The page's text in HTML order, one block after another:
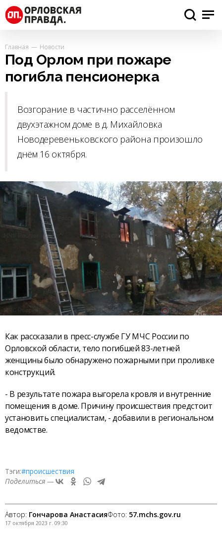
Главная Новости
Под Орлом при пожаре
погибла пенсионерка
Возгорание в частично расселённом
двухэтажном доме в д. Михайловка
Новодеревеньковского района произошло
днём 16 октября.
Как рассказали в пресс-службе ГУ МЧС России по
Орловской области, тело погибшей 83-летней
женщины было обнаружено пожарными при проливке
конструкций.
- В результате пожара выгорела кровля и внутренние
помещения в доме. Причину происшествия предстоит
установить специалистам, - добавили в региональном
ведомстве.
Тэги:#происшествия
Поделиться —
Автор: Гончарова АнастасияФото: 57.mchs.gov.ru
17 октября 2023 г. 09:30